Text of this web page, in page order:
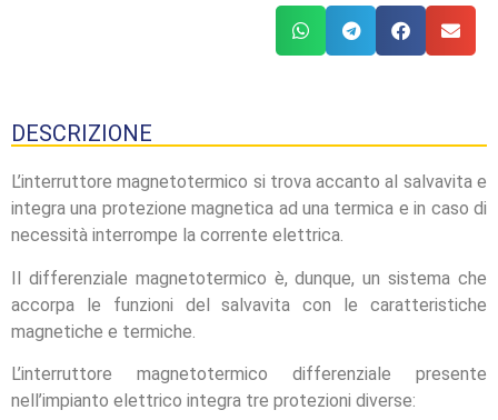
DESCRIZIONE
L’interruttore magnetotermico si trova accanto al salvavita e
integra una protezione magnetica ad una termica e in caso di
necessità interrompe la corrente elettrica.
Il differenziale magnetotermico è, dunque, un sistema che
accorpa le funzioni del salvavita con le caratteristiche
magnetiche e termiche.
L’interruttore magnetotermico differenziale presente
nell’impianto elettrico integra tre protezioni diverse: